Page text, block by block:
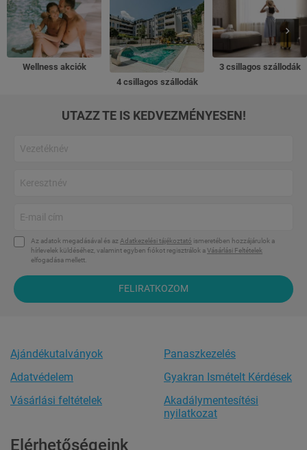
Wellness akciók
4 csillagos szállodák
3 csillagos szállodák
UTAZZ TE IS KEDVEZMÉNYESEN!
Az adatok megadásával és az Adatkezelési tájékoztató ismeretében hozzájárulok a
hírlevelek küldéséhez, valamint egyben fiókot regisztrálok aVásárlási Feltételek
elfogadása mellett.
FELIRATKOZOM
Ajándékutalványok
Adatvédelem
Vásárlási feltételek
Panaszkezelés
Gyakran Ismételt Kérdések
Akadálymentesítési
nyilatkozat
Elérhetőségeink